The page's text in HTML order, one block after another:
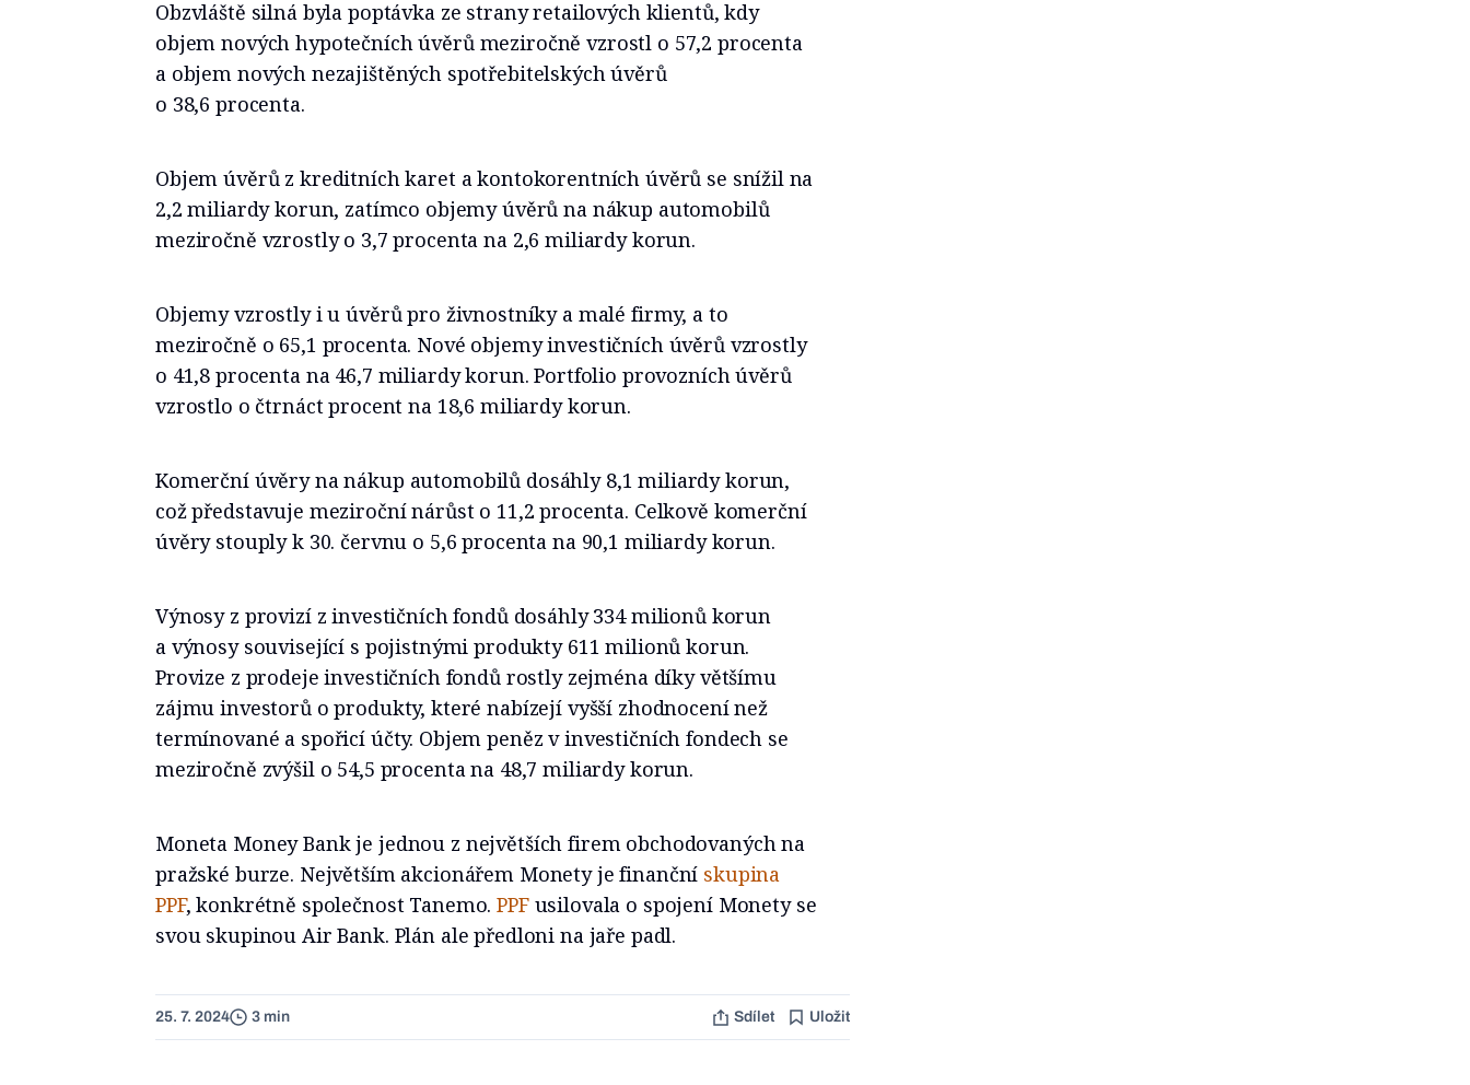
Obzvláště silná byla poptávka ze strany retailových klientů, kdy
objem nových hypotečních úvěrů meziročně vzrostl o 57,2 procenta
a objem nových nezajištěných spotřebitelských úvěrů
o 38,6 procenta.
Objem úvěrů z kreditních karet a kontokorentních úvěrů se snížil na
2,2 miliardy korun, zatímco objemy úvěrů na nákup automobilů
meziročně vzrostly o 3,7 procenta na 2,6 miliardy korun.
Objemy vzrostly i u úvěrů pro živnostníky a malé firmy, a to
meziročně o 65,1 procenta. Nové objemy investičních úvěrů vzrostly
o 41,8 procenta na 46,7 miliardy korun. Portfolio provozních úvěrů
vzrostlo o čtrnáct procent na 18,6 miliardy korun.
Komerční úvěry na nákup automobilů dosáhly 8,1 miliardy korun,
což představuje meziroční nárůst o 11,2 procenta. Celkově komerční
úvěry stouply k 30. červnu o 5,6 procenta na 90,1 miliardy korun.
Výnosy z provizí z investičních fondů dosáhly 334 milionů korun
a výnosy související s pojistnými produkty 611 milionů korun.
Provize z prodeje investičních fondů rostly zejména díky většímu
zájmu investorů o produkty, které nabízejí vyšší zhodnocení než
termínované a spořicí účty. Objem peněz v investičních fondech se
meziročně zvýšil o 54,5 procenta na 48,7 miliardy korun.
Moneta Money Bank je jednou z největších firem obchodovaných na
pražské burze. Největším akcionářem Monety je finanční skupina
PPF, konkrétně společnost Tanemo.PPFusilovala o spojení Monety se
svou skupinou Air Bank. Plán ale předloni na jaře padl.
25. 7. 2024 3 min Sdílet Uložit